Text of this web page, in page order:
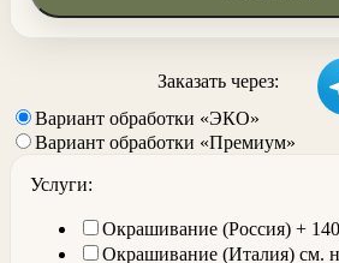
Заказать через:
Вариант обработки «ЭКО»
Вариант обработки «Премиум»
Услуги:
Окрашивание (Россия) +
Окрашивание (Италия) см.